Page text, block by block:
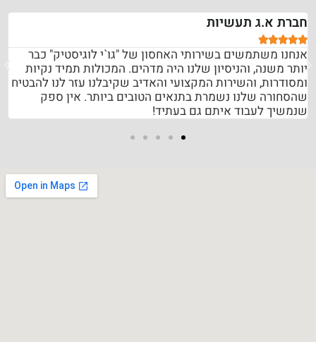
חברת א.ג תעשיות





אנחנו משתמשים בשירותי האחסון של "גו`י לוגיסטיק" כבר
יותר משנה, והניסיון שלנו היה מדהים. המכולות תמיד נקיות
ומסודרות, והשירות המקצועי והאדיב שקיבלנו עזר לנו להבטיח
שהסחורה שלנו נשמרת בתנאים הטובים ביותר. אין ספק
שנמשיך לעבוד איתם גם בעתיד!